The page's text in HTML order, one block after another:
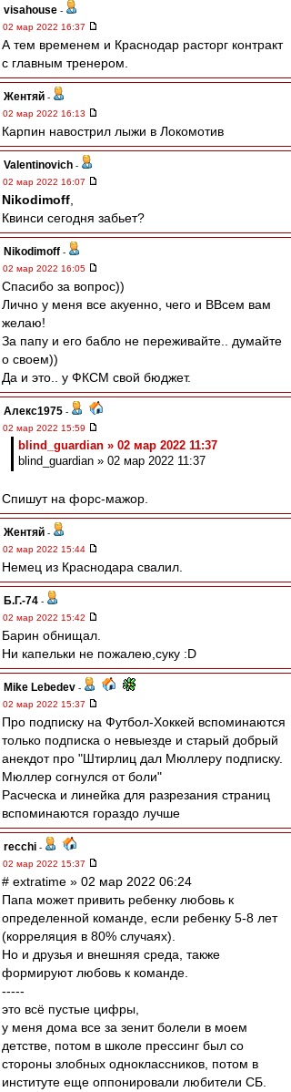
visahouse -
02 мар 2022 16:37
А тем временем и Краснодар расторг контракт
с главным тренером.
Жентяй -
02 мар 2022 16:13
Карпин навострил лыжи в Локомотив
Valentinovich -
02 мар 2022 16:07
Nikodimoff
Квинси сегодня забьет?
Nikodimoff -
02 мар 2022 16:05
Спасибо за вопрос))
Лично у меня все акуенно, чего и ВВсем вам
желаю!
За папу и его бабло не переживайте.. думайте
о своем))
Да и это.. у ФКСМ свой бюджет.
Алекс1975 -
02 мар 2022 15:59
blind_guardian » 02 мар 2022 11:37
blind_guardian » 02 мар 2022 11:37
Спишут на форс-мажор.
Жентяй -
02 мар 2022 15:44
Немец из Краснодара свалил.
Б.Г.-74 -
02 мар 2022 15:42
Барин обнищал.
Ни капельки не пожалею,суку :D
Mike Lebedev -
02 мар 2022 15:37
Про подписку на Футбол-Хоккей вспоминаются
только подписка о невыезде и старый добрый
анекдот про "Штирлиц дал Мюллеру подписку.
Мюллер согнулся от боли"
Расческа и линейка для разрезания страниц
вспоминаются гораздо лучше
recchi -
02 мар 2022 15:37
# extratime » 02 мар 2022 06:24
Папа может привить ребенку любовь к
определенной команде, если ребенку 5-8 лет
(корреляция в 80% случаях).
Но и друзья и внешняя среда, также
формируют любовь к команде.
-----
это всё пустые цифры,
у меня дома все за зенит болели в моем
детстве, потом в школе прессинг был со
стороны злобных одноклассников, потом в
институте еще оппонировали любители СБ.